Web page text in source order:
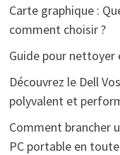
Carte graphique :
comment choisir ?
Guide pour
Découvrez le Dell
polyvalent et
Comment brancher
PC portable en